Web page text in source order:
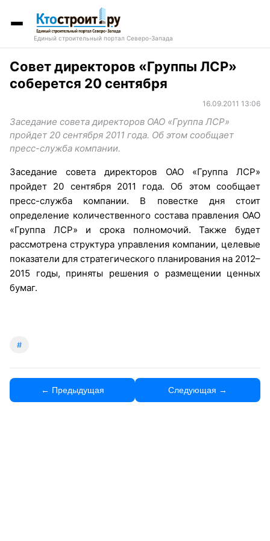
Единый строительный портал Северо-Запада
Совет директоров «Группы ЛСР»
соберется 20 сентября
16.09.2011 13:06
Заседание совета директоров ОАО «Группа ЛСР»
пройдет 20 сентября 2011 года. Об этом сообщает
пресс-служба компании.
Заседание совета директоров ОАО «Группа ЛСР»
пройдет 20 сентября 2011 года. Об этом сообщает
пресс-служба компании. В повестке дня стоит
определение количественного состава правления ОАО
«Группа ЛСР» и срока полномочий. Также будет
рассмотрена структура управления компании, целевые
показатели для стратегического планирования на 2012–
2015 годы, приняты решения о размещении ценных
бумаг.
#
← Предыдущая Следующая →